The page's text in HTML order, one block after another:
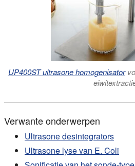
UP400ST ultrasone homogenisator
Verwante onderwerpen
Ultrasone desintegrators
Ultrasone lyse van E. Coli